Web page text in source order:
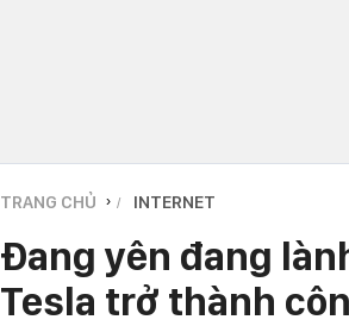
TRANG CHỦ › INTERNET
Đang yên đang
Tesla trở thành